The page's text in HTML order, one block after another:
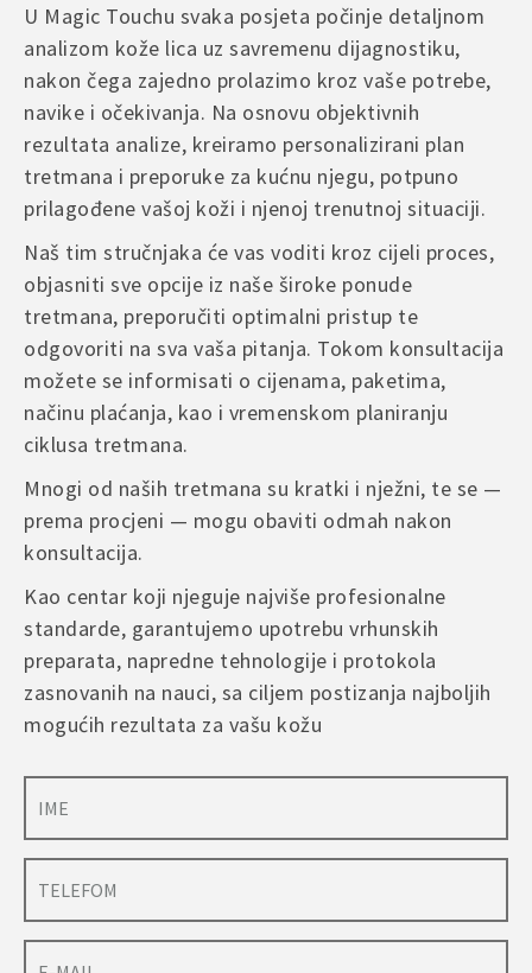
U Magic Touchu svaka posjeta počinje detaljnom
analizom kože lica uz savremenu dijagnostiku,
nakon čega zajedno prolazimo kroz vaše potrebe,
navike i očekivanja. Na osnovu objektivnih
rezultata analize, kreiramo personalizirani plan
tretmana i preporuke za kućnu njegu, potpuno
prilagođene vašoj koži i njenoj trenutnoj situaciji.
Naš tim stručnjaka će vas voditi kroz cijeli proces,
objasniti sve opcije iz naše široke ponude
tretmana, preporučiti optimalni pristup te
odgovoriti na sva vaša pitanja. Tokom konsultacija
možete se informisati o cijenama, paketima,
načinu plaćanja, kao i vremenskom planiranju
ciklusa tretmana.
Mnogi od naših tretmana su kratki i nježni, te se —
prema procjeni — mogu obaviti odmah nakon
konsultacija.
Kao centar koji njeguje najviše profesionalne
standarde, garantujemo upotrebu vrhunskih
preparata, napredne tehnologije i protokola
zasnovanih na nauci, sa ciljem postizanja najboljih
mogućih rezultata za vašu kožu